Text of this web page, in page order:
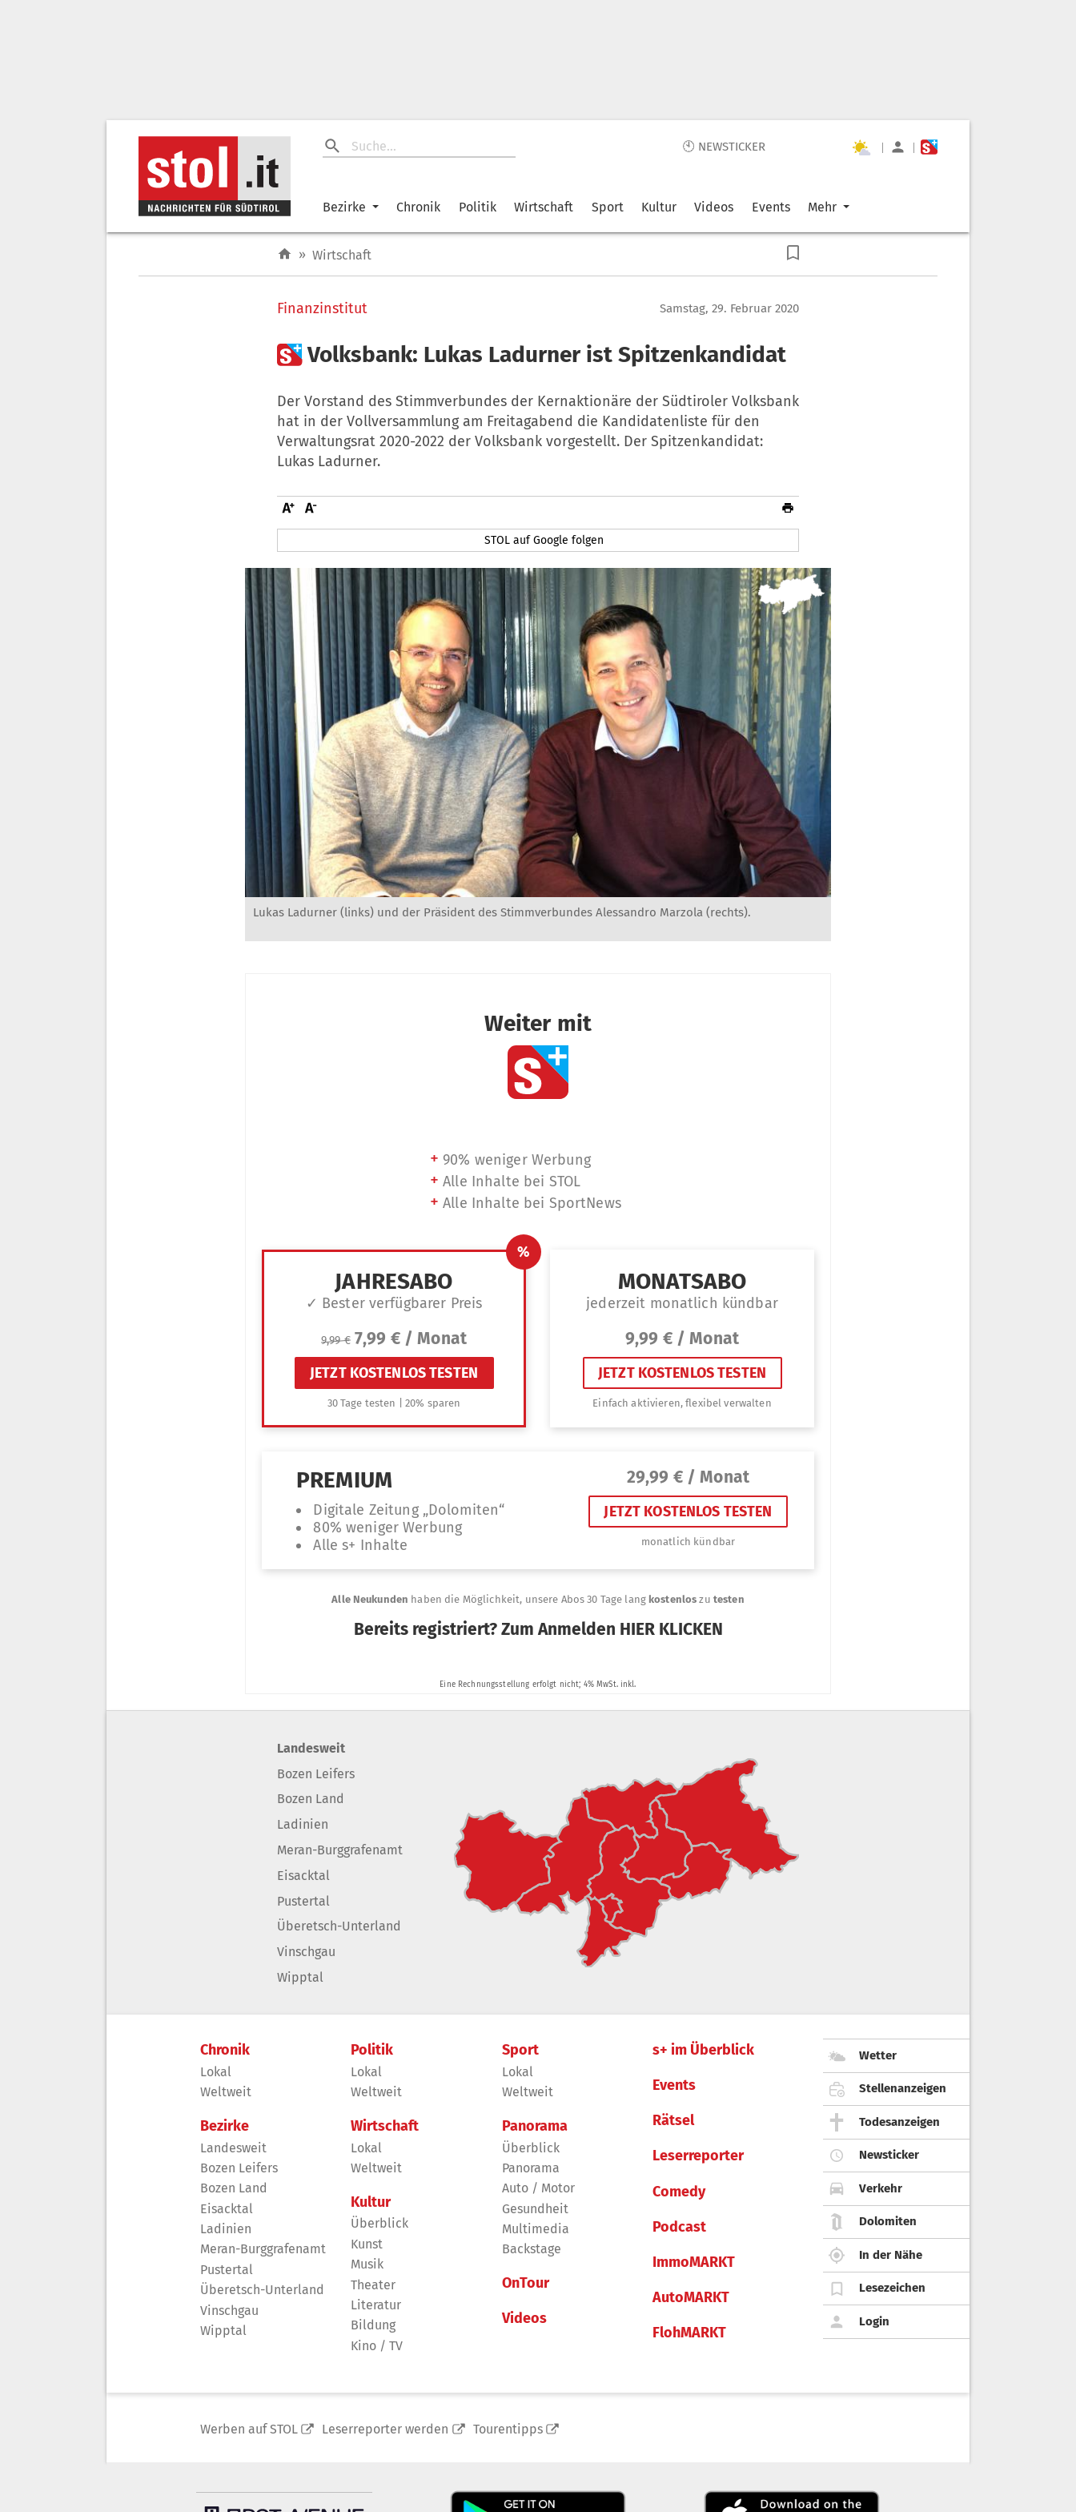
🕙 NEWSTICKER | |
Bezirke Chronik Politik Wirtschaft Sport Kultur Videos Events Mehr
» Wirtschaft
Finanzinstitut Samstag, 29. Februar 2020
Volksbank: Lukas Ladurner ist Spitzenkandidat
Der Vorstand des Stimmverbundes der Kernaktionäre der Südtiroler Volksbank
hat in der Vollversammlung am Freitagabend die Kandidatenliste für den
Verwaltungsrat 2020-2022 der Volksbank vorgestellt. Der Spitzenkandidat:
Lukas Ladurner.
STOL auf Google folgen
Lukas Ladurner (links) und der Präsident des Stimmverbundes Alessandro Marzola (rechts).
Landesweit
Bozen Leifers
Bozen Land
Ladinien
Meran-Burggrafenamt
Eisacktal
Pustertal
Überetsch-Unterland
Vinschgau
Wipptal
Chronik
Lokal
Weltweit
Bezirke
Landesweit
Bozen Leifers
Bozen Land
Eisacktal
Ladinien
Meran-Burggrafenamt
Pustertal
Überetsch-Unterland
Vinschgau
Wipptal
Politik
Lokal
Weltweit
Wirtschaft
Lokal
Weltweit
Kultur
Überblick
Kunst
Musik
Theater
Literatur
Bildung
Kino / TV
Sport
Lokal
Weltweit
Panorama
Überblick
Panorama
Auto / Motor
Gesundheit
Multimedia
Backstage
OnTour
Videos
s+ im Überblick
Events
Rätsel
Leserreporter
Comedy
Podcast
ImmoMARKT
AutoMARKT
FlohMARKT
Wetter
Stellenanzeigen
Todesanzeigen
Newsticker
Verkehr
Dolomiten
In der Nähe
Lesezeichen
Login
Werben auf STOL Leserreporter werden Tourentipps